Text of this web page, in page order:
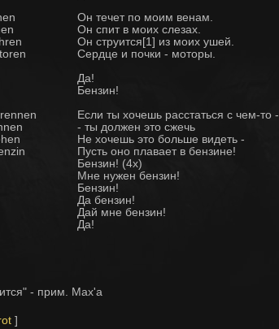
Он течет по моим венам.
Он спит в моих слезах.
Он струится[1] из моих ушей.
Сердце и почки - моторы.
Да!
Бензин!
Если ты хочешь расстаться с чем-то -
- ты должен это сжечь
Не хочешь это больше видеть -
Пусть оно плавает в бензине!
Бензин! (4x)
Мне нужен бензин!
Бензин!
Да бензин!
Дай мне бензин!
Да!
- прим. Max'a
]